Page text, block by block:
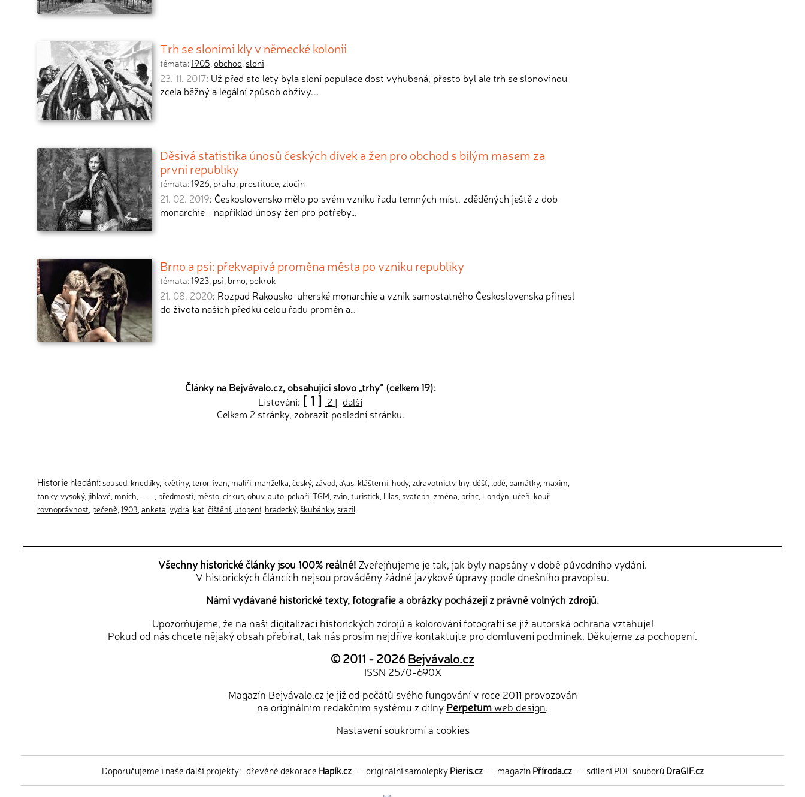
Trh se sloními kly v německé kolonii
témata:1905,obchod, sloni
23. 11. 2017: Už před sto lety byla sloní populace dost vyhubená, přesto byl ale trh se slonovinou
zcela běžný a legální způsob obživy.…
Děsivá statistika únosů českých dívek a žen pro obchod s bílým masem za
první republiky
témata:1926, praha, prostituce, zločin
21. 02. 2019: Československo mělo po svém vzniku řadu temných míst, zděděných ještě z dob
monarchie - například únosy žen pro potřeby…
Brno a psi: překvapivá proměna města po vzniku republiky
témata:1923, psi, brno, pokrok
21. 08. 2020: Rozpad Rakousko-uherské monarchie a vznik samostatného Československa přinesl
do života našich předků celou řadu proměn a…
Články na Bejvávalo.cz, obsahující slovo „trhy“ (celkem 19):
Listování: [ 1 ] 2 | další
Celkem 2 stránky, zobrazit poslednístránku.
Historie hledání: soused knedlíky, květiny, teror, ivan malíři manželka český, závod a\as klášterní hody, zdravotnictv, lny, déšť lodě památky, maxim
tanky, vysoký, jihlavě mnich ---- předmostí město cirkus obuv, auto pekaři TGM zvin turistick Hlas svatebn změna princ Londýn učeň kouř,
rovnoprávnost pečeně 1903 anketa vydra kat čištění utopení hradecký, škubánky, srazil
Všechny historické články jsou 100% reálné! Zveřejňujeme je tak, jak byly napsány v době původního vydání.
V historických článcích nejsou prováděny žádné jazykové úpravy podle dnešního pravopisu.
Námi vydávané historické texty, fotografie a obrázky pocházejí z právně volných zdrojů.
Upozorňujeme, že na naši digitalizaci historických zdrojů a kolorování fotografií se již autorská ochrana vztahuje!
Pokud od nás chcete nějaký obsah přebírat, tak nás prosím nejdříve kontaktujte pro domluvení podmínek. Děkujeme za pochopení.
© 2011 - 2026Bejvávalo.cz
ISSN 2570-690X
Magazín Bejvávalo.cz je již od počátů svého fungování v roce 2011 provozován
na originálním redakčním systému z dílny Perpetumweb design.
Nastavení soukromí a cookies
Doporučujeme i naše další projekty: dřevěné dekorace Hapík.cz— originální samolepkyPieris.cz— magazínPříroda.cz— sdílení PDF souborůDraGIF.cz